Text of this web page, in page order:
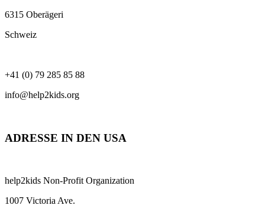
6315 Oberägeri
Schweiz
+41 (0) 79 285 85 88
info@help2kids.org
ADRESSE IN DEN USA
help2kids Non-Profit Organization
1007 Victoria Ave.